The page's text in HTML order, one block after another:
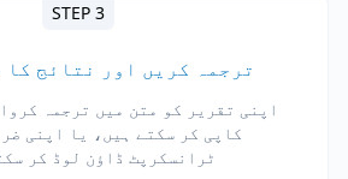
STEP 3
ترجمہ کریں اور نتائج کا
اپنی تقریر کو متن میں ترجمہ
کاپی کر سکتے ہیں، یا اپنی
ٹرانسکرپٹ ڈاؤن لوڈ کر